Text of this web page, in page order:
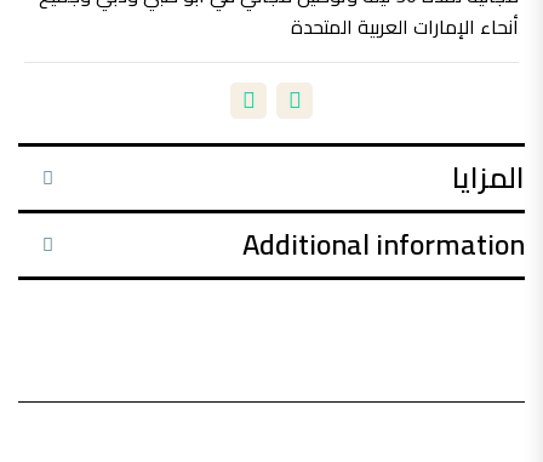
أنحاء الإمارات العربية المتحدة
Additional information
المزايا